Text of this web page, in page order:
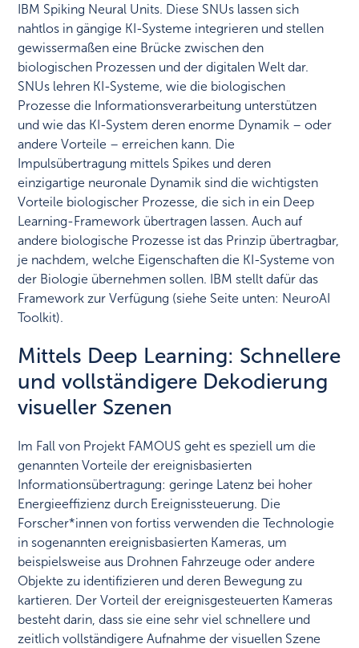
IBM Spiking Neural Units. Diese SNUs lassen sich
nahtlos in gängige KI-Systeme integrieren und stellen
gewissermaßen eine Brücke zwischen den
biologischen Prozessen und der digitalen Welt dar.
SNUs lehren KI-Systeme, wie die biologischen
Prozesse die Informationsverarbeitung unterstützen
und wie das KI-System deren enorme Dynamik – oder
andere Vorteile – erreichen kann. Die
Impulsübertragung mittels Spikes und deren
einzigartige neuronale Dynamik sind die wichtigsten
Vorteile biologischer Prozesse, die sich in ein Deep
Learning-Framework übertragen lassen. Auch auf
andere biologische Prozesse ist das Prinzip übertragbar,
je nachdem, welche Eigenschaften die KI-Systeme von
der Biologie übernehmen sollen. IBM stellt dafür das
Framework zur Verfügung (siehe Seite unten: NeuroAI
Toolkit).
Mittels Deep Learning: Schnellere
und vollständigere Dekodierung
visueller Szenen
Im Fall von Projekt FAMOUS geht es speziell um die
genannten Vorteile der ereignisbasierten
Informationsübertragung: geringe Latenz bei hoher
Energieeffizienz durch Ereignissteuerung. Die
Forscher*innen von fortiss verwenden die Technologie
in sogenannten ereignisbasierten Kameras, um
beispielsweise aus Drohnen Fahrzeuge oder andere
Objekte zu identifizieren und deren Bewegung zu
kartieren. Der Vorteil der ereignisgesteuerten Kameras
besteht darin, dass sie eine sehr viel schnellere und
zeitlich vollständigere Aufnahme der visuellen Szene